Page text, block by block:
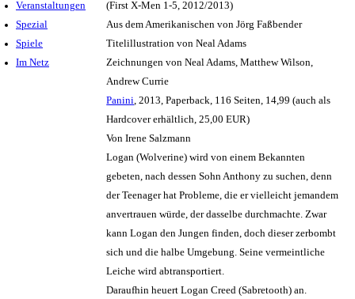
Veranstaltungen
Spezial
Spiele
Im Netz
(First X-Men 1-5, 2012/2013)
Aus dem Amerikanischen von Jörg Faßbender
Titelillustration von Neal Adams
Zeichnungen von Neal Adams, Matthew Wilson,
Andrew Currie
Panini , 2013, Paperback, 116 Seiten, 14,99 (auch als
Hardcover erhältlich, 25,00 EUR)
Von Irene Salzmann
Logan (Wolverine) wird von einem Bekannten
gebeten, nach dessen Sohn Anthony zu suchen, denn
der Teenager hat Probleme, die er vielleicht jemandem
anvertrauen würde, der dasselbe durchmachte. Zwar
kann Logan den Jungen finden, doch dieser zerbombt
sich und die halbe Umgebung. Seine vermeintliche
Leiche wird abtransportiert.
Daraufhin heuert Logan Creed (Sabretooth) an.